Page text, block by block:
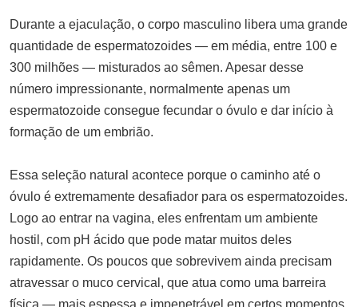
culpa Costa do Marfim
Indivíduo detido em Maputo por
porte ilegal de arma de pressão
Autárquico de Quelimane
atacado
Durante a ejaculação, o corpo masculino libera uma grande
quantidade de espermatozoides — em média, entre 100 e
300 milhões — misturados ao sêmen. Apesar desse
número impressionante, normalmente apenas um
espermatozoide consegue fecundar o óvulo e dar início à
formação de um embrião.
Essa seleção natural acontece porque o caminho até o
óvulo é extremamente desafiador para os espermatozoides.
Logo ao entrar na vagina, eles enfrentam um ambiente
hostil, com pH ácido que pode matar muitos deles
rapidamente. Os poucos que sobrevivem ainda precisam
atravessar o muco cervical, que atua como uma barreira
física — mais espessa e impenetrável em certos momentos